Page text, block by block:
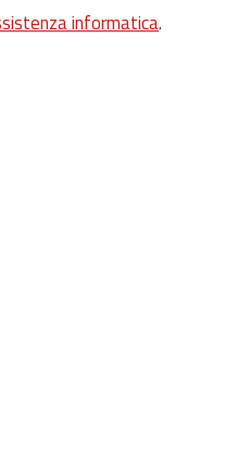
informatica.